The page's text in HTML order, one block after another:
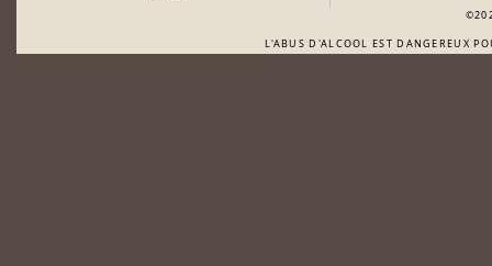
L'ABUS D'ALCOOL EST DANGEREUX